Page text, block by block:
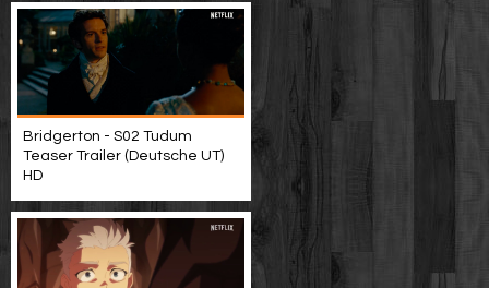
Bridgerton - S02 Tudum
Teaser Trailer (Deutsche UT)
HD